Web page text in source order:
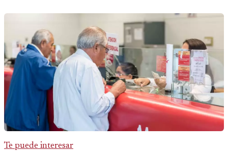
Te puede interesar